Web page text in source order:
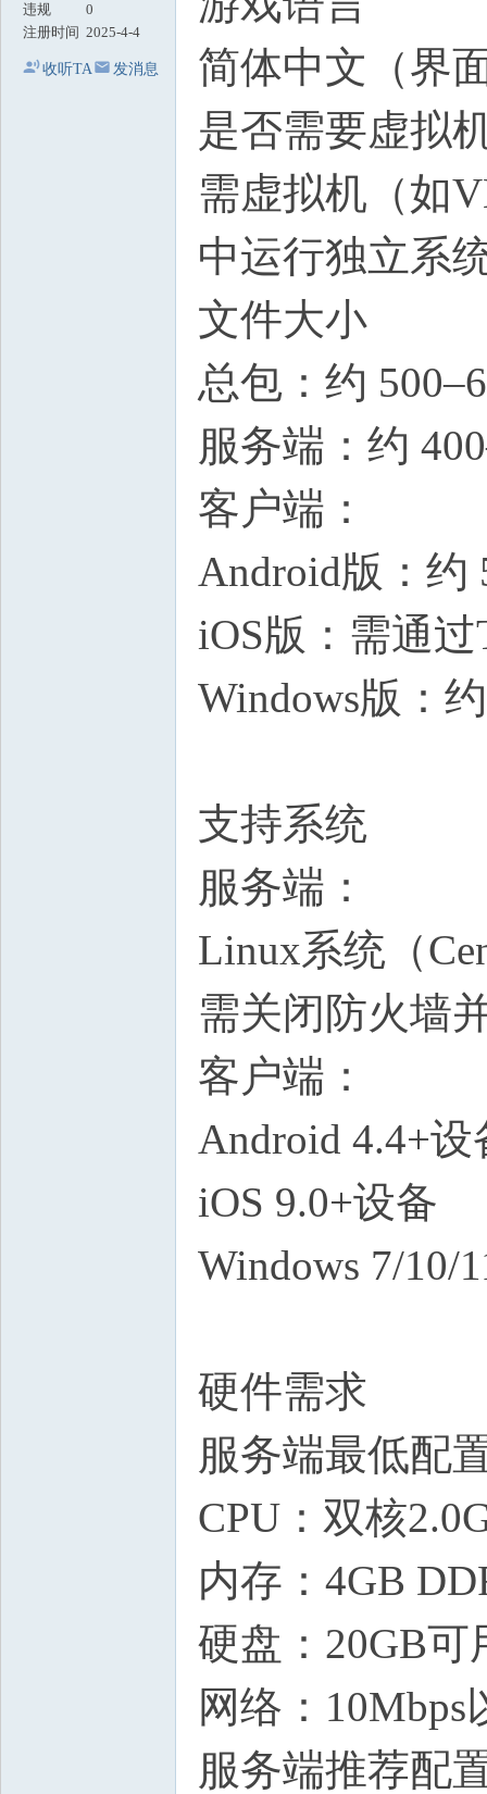
违规
0
注册时间 2025-4-4
收听TA 发消息
简体中文（界
是否需要虚拟
需虚拟机（如
中运行独立系
文件大小
总包：约
服务端：约
客户端：
Android版：约
iOS版：需通
Windows版：
支持系统
服务端：
Linux系统（
需关闭防火墙
客户端：
Android 4.4+设
iOS 9.0+设备
Windows 7/10/
硬件需求
服务端最低配
CPU：双核
内存：4GB
硬盘：20GB可
网络：10Mbps
服务端推荐配